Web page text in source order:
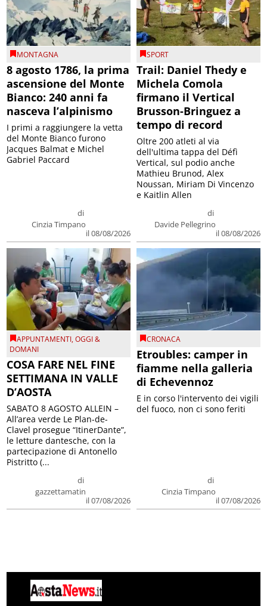
MONTAGNA
8 agosto 1786, la prima
ascensione del Monte
Bianco: 240 anni fa
nasceva l’alpinismo
di
Cinzia Timpano
il 08/08/2026
I primi a raggiungere la vetta
del Monte Bianco furono
Jacques Balmat e Michel
Gabriel Paccard
SPORT
Trail: Daniel Thedy e
Michela Comola
firmano il Vertical
Brusson-Bringuez a
tempo di record
di
Davide Pellegrino
il 08/08/2026
Oltre 200 atleti al via
dell'ultima tappa del Défì
Vertical, sul podio anche
Mathieu Brunod, Alex
Noussan, Miriam Di Vincenzo
e Kaitlin Allen
APPUNTAMENTI,OGGI &
DOMANI
COSA FARE NEL FINE
SETTIMANA IN VALLE
D’AOSTA
di
gazzettamatin
il 07/08/2026
SABATO 8 AGOSTO ALLEIN –
All’area verde Le Plan-de-
Clavel prosegue “ItinerDante”,
le letture dantesche, con la
partecipazione di Antonello
Pistritto (...
CRONACA
Etroubles: camper in
fiamme nella galleria
di Echevennoz
di
Cinzia Timpano
il 07/08/2026
E in corso l'intervento dei vigili
del fuoco, non ci sono feriti